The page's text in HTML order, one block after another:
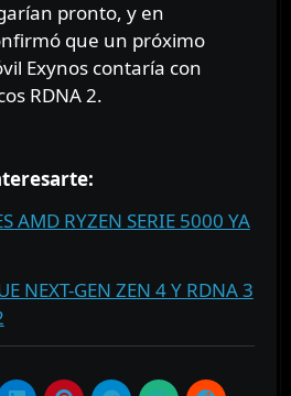
pronto, y en
que un próximo
Exynos contaría con
RDNA 2.
AMD RYZEN SERIE 5000 YA
NEXT-GEN ZEN 4 Y RDNA 3